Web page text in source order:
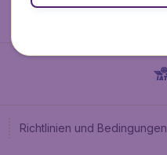
Richtlinien und Bedingungen